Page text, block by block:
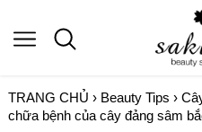
TRANG CHỦ › Beauty Tips ›
chữa bệnh của cây đảng sâm